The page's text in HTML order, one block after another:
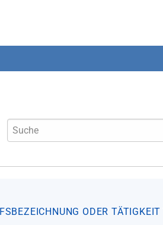
ODER TÄTIGKEIT